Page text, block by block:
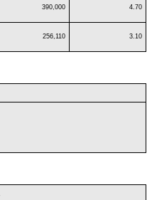
390,000 4.70
256,110 3.10